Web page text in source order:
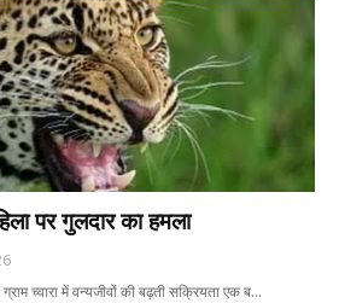
पर गुलदार का हमला
च्वारा में वन्यजीवों की बढ़ती सक्रियता एक ब…